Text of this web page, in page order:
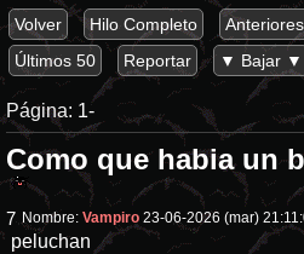
Volver Hilo Completo
Últimos 50
Reportar ▼ Bajar ▼
Página: 1-
Como que habia un
7 Nombre:Vampiro 23-06-2026 (mar)
peluchan